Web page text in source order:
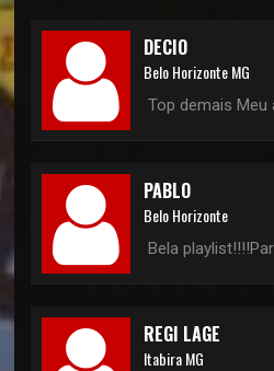
DECIO
Belo Horizonte MG
Top demais Meu
PABLO
Belo Horizonte
Bela
REGI LAGE
Itabira MG